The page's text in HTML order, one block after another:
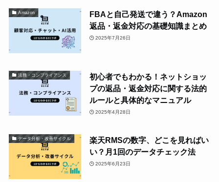
Amazon
FBAと自己発送で違う？Amazon
返品・返金対応の基礎知識まとめ
2025年7月26日
法務・コンプライアンス
初心者でもわかる！ネットショッ
プの返品・返金対応に関する法的
ルールと具体的なマニュアル
2025年4月28日
データ分析・改善サイクル
楽天RMSの数字、どこを見ればい
い？月1回のデータチェック法
2025年6月23日